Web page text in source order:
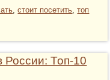
,стоит посетить,топ
Топ-10